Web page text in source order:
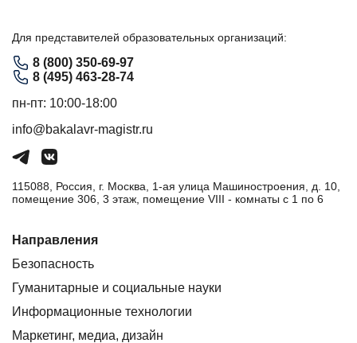
Для представителей образовательных организаций:
8 (800) 350-69-97
8 (495) 463-28-74
пн-пт: 10:00-18:00
info@bakalavr-magistr.ru
115088, Россия, г. Москва, 1-ая улица Машиностроения, д. 10,
помещение 306, 3 этаж, помещение VIII - комнаты с 1 по 6
Направления
Безопасность
Гуманитарные и социальные науки
Информационные технологии
Маркетинг, медиа, дизайн